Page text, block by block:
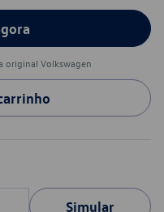
original Volkswagen
Simular